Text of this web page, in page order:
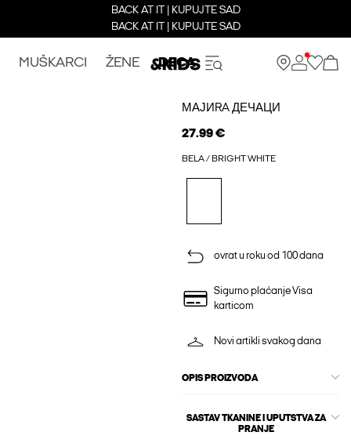
BACK AT IT | KUPUJTE SAD
BACK AT IT | KUPUJTE SAD
MUŠKARCI ŽENE DECA
МАЈИRA ДЕЧАЦИ
27.99 €
BELA / BRIGHT WHITE
ovrat u roku od 100 dana
Sigurno plaćanje Visa
karticom
Novi artikli svakog dana
OPIS PROIZVODA
SASTAV TKANINE I UPUTSTVA ZA
PRANJE